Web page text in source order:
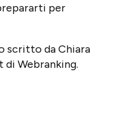
per
scritto da Chiara
di Webranking.